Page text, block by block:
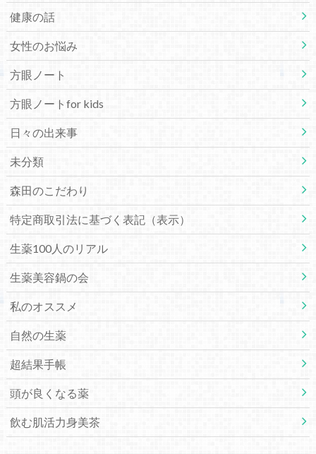
健康の話
女性のお悩み
方眼ノート
方眼ノートfor kids
日々の出来事
未分類
森田のこだわり
特定商取引法に基づく表記（表示）
生薬100人のリアル
生薬美容鍋の会
私のオススメ
自然の生薬
超結果手帳
頭が良くなる薬
飲む肌活力身美茶